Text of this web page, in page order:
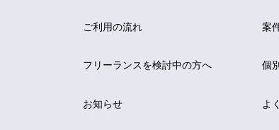
ご利用の流れ 案
フリーランスを検討中の方へ 個
お知らせ よ